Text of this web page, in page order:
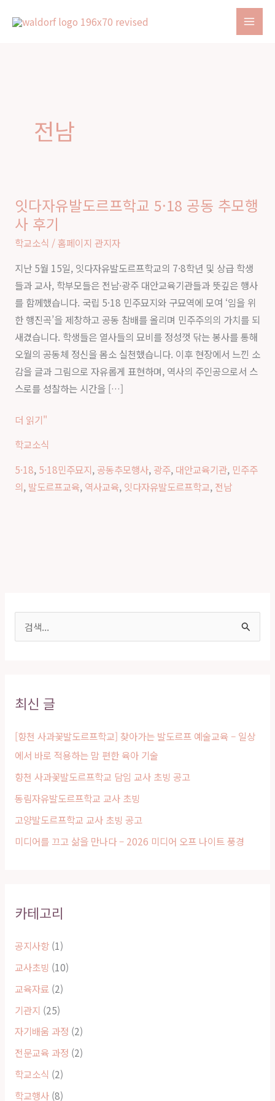
전남
잇다자유발도르프학교 5·18 공동 추모행
사 후기
학교소식 /홈페이지 관지자
지난 5월 15일, 잇다자유발도르프학교의 7·8학년 및 상급 학생
들과 교사, 학부모들은 전남·광주 대안교육기관들과 뜻깊은 행사
를 함께했습니다. 국립 5·18 민주묘지와 구묘역에 모여 ‘임을 위
한 행진곡’을 제창하고 공동 참배를 올리며 민주주의의 가치를 되
새겼습니다. 학생들은 열사들의 묘비를 정성껏 닦는 봉사를 통해
오월의 공동체 정신을 몸소 실천했습니다. 이후 현장에서 느낀 소
감을 글과 그림으로 자유롭게 표현하며, 역사의 주인공으로서 스
스로를 성찰하는 시간을 […]
잇
다
자
발
도
르
프
학
교
5·18
공
추
모
더 읽기"
학교소식
5·18, 5·18민주묘지,공동추모행사, 광주, 대안교육기관, 민주주
의, 발도르프교육, 역사교육, 잇다자유발도르프학교, 전남
최신 글
[향천 사과꽃발도르프학교] 찾아가는 발도르프 예술교육 – 일상
에서 바로 적용하는 맘 편한 육아 기술
향천 사과꽃발도르프학교 담임 교사 초빙 공고
동림자유발도르프학교 교사 초빙
고양발도르프학교 교사 초빙 공고
미디어를 끄고 삶을 만나다 – 2026 미디어 오프 나이트 풍경
카테고리
공지사항(1)
교사초빙 (10)
교육자료(2)
기관지 (25)
자기배움 과정 (2)
전문교육 과정 (2)
학교소식 (2)
학교행사(8)